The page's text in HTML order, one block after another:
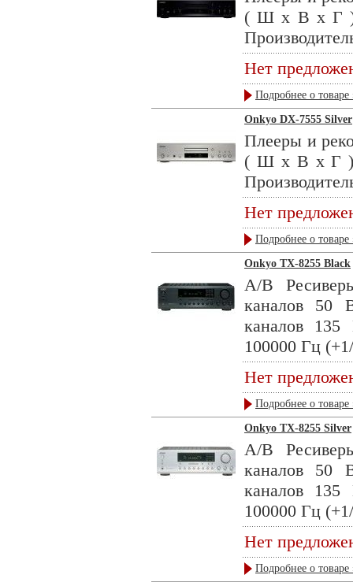
( Ш х В х Г )
Нет
Подробнее о товаре
Onkyo DX-7555 Silver
Плееры и
( Ш х В х Г )
Нет
Подробнее о товаре
Onkyo TX-8255 Black
А/В
каналов 50
каналов 135
100000 Гц
Нет
Подробнее о товаре
Onkyo TX-8255 Silver
А/В
каналов 50
каналов 135
100000 Гц
Нет
Подробнее о товаре